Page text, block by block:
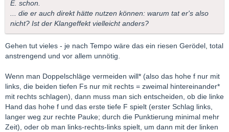
E. schon.
... die er auch direkt hätte nutzen können: warum tat er's also
nicht? Ist der Klangeffekt vielleicht anders?
Gehen tut vieles - je nach Tempo wäre das ein riesen Gerödel, total
anstrengend und vor allem unnötig.
Wenn man Doppelschläge vermeiden will* (also das hohe f nur mit
links, die beiden tiefen Fs nur mit rechts = zweimal hintereinander*
mit rechts schlagen), dann muss man sich entscheiden, ob die linke
Hand das hohe f und das erste tiefe F spielt (erster Schlag links,
langer weg zur rechte Pauke; durch die Punktierung minimal mehr
Zeit), oder ob man links-rechts-links spielt, um dann mit der linken